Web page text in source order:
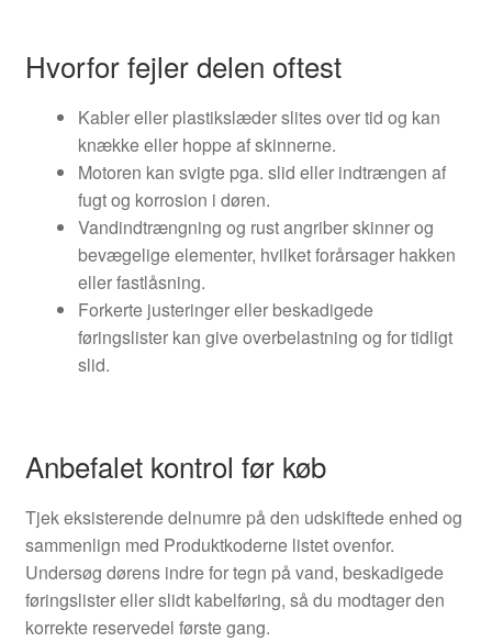
Hvorfor fejler delen oftest
Kabler eller plastikslæder slites over tid og kan
knække eller hoppe af skinnerne.
Motoren kan svigte pga. slid eller indtrængen af
fugt og korrosion i døren.
Vandindtrængning og rust angriber skinner og
bevægelige elementer, hvilket forårsager hakken
eller fastlåsning.
Forkerte justeringer eller beskadigede
føringslister kan give overbelastning og for tidligt
slid.
Anbefalet kontrol før køb
Tjek eksisterende delnumre på den udskiftede enhed og
sammenlign med Produktkoderne listet ovenfor.
Undersøg dørens indre for tegn på vand, beskadigede
føringslister eller slidt kabelføring, så du modtager den
korrekte reservedel første gang.